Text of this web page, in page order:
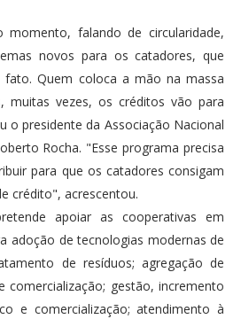
falando de circularidade,
novos para os catadores, que
fato. Quem coloca a mão na massa
muitas vezes, os créditos vão para
o presidente da Associação Nacional
Rocha. "Esse programa precisa
para que os catadores consigam
crédito", acrescentou.
apoiar as cooperativas em
adoção de tecnologias modernas de
de resíduos; agregação de
comercialização; gestão, incremento
e comercialização; atendimento à